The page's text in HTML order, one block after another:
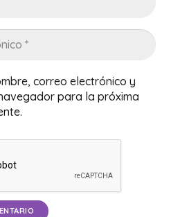
correo electrónico y
para la próxima